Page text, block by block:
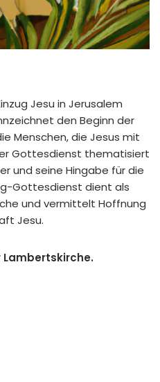
Jesu in Jerusalem
den Beginn der
Menschen, die Jesus mit
Gottesdienst thematisiert
und seine Hingabe für die
Gottesdienst dient als
und vermittelt Hoffnung
Jesu.
Lambertskirche.